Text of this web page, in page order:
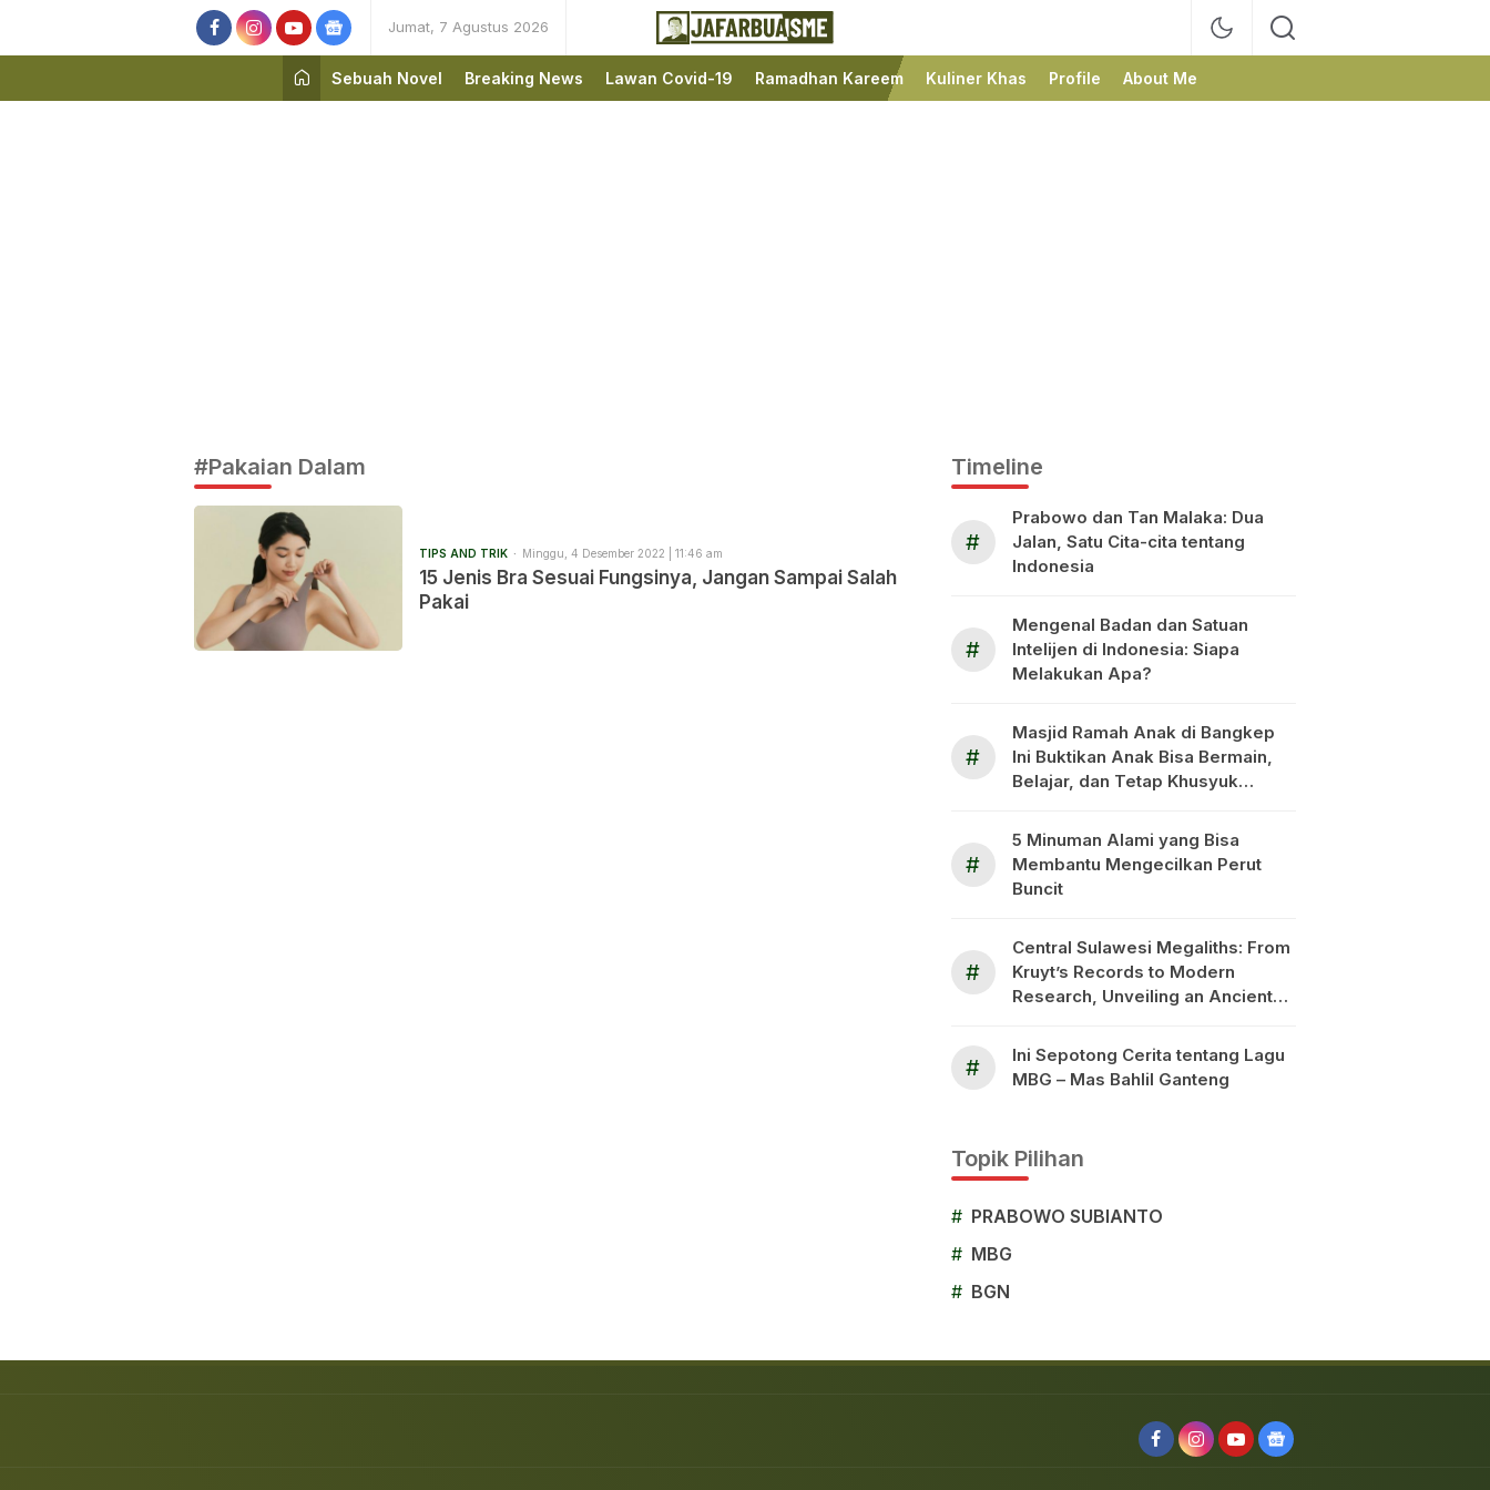
Jumat, 7 Agustus 2026
JafarBua
Ini bukan Media Online,
Ini Jafarbuaisme.com
Sebuah Novel
Breaking News Lawan Covid-19 Ramadhan Kareem Kuliner Khas Profile About Me
#Pakaian Dalam
TIPS AND TRIK Minggu, 4 Desember 2022 | 11:46 am
15 Jenis Bra Sesuai Fungsinya, Jangan Sampai Salah
Pakai
Timeline
#
Prabowo dan Tan Malaka: Dua
Jalan, Satu Cita-cita tentang
Indonesia
#
Mengenal Badan dan Satuan
Intelijen di Indonesia: Siapa
Melakukan Apa?
#
Masjid Ramah Anak di Bangkep
Ini Buktikan Anak Bisa Bermain,
Belajar, dan Tetap Khusyuk
#
5 Minuman Alami yang Bisa
Membantu Mengecilkan Perut
Buncit
#
Central Sulawesi Megaliths: From
Kruyt’s Records to Modern
Research, Unveiling an Ancient
Sulawesi
#
Ini Sepotong Cerita tentang Lagu
MBG – Mas Bahlil Ganteng
Topik Pilihan
# PRABOWO SUBIANTO
# MBG
# BGN